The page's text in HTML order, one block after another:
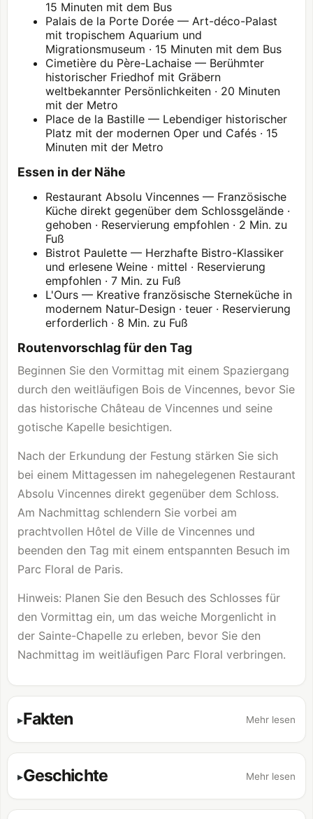
15 Minuten mit dem Bus
Palais de la Porte Dorée — Art-déco-Palast
mit tropischem Aquarium und
Migrationsmuseum · 15 Minuten mit dem Bus
Cimetière du Père-Lachaise — Berühmter
historischer Friedhof mit Gräbern
weltbekannter Persönlichkeiten · 20 Minuten
mit der Metro
Place de la Bastille — Lebendiger historischer
Platz mit der modernen Oper und Cafés · 15
Minuten mit der Metro
Essen in der Nähe
Restaurant Absolu Vincennes — Französische
Küche direkt gegenüber dem Schlossgelände ·
gehoben · Reservierung empfohlen · 2 Min. zu
Fuß
Bistrot Paulette — Herzhafte Bistro-Klassiker
und erlesene Weine · mittel · Reservierung
empfohlen · 7 Min. zu Fuß
L'Ours — Kreative französische Sterneküche in
modernem Natur-Design · teuer · Reservierung
erforderlich · 8 Min. zu Fuß
Routenvorschlag für den Tag
Beginnen Sie den Vormittag mit einem Spaziergang
durch den weitläufigen Bois de Vincennes, bevor Sie
das historische Château de Vincennes und seine
gotische Kapelle besichtigen.
Nach der Erkundung der Festung stärken Sie sich
bei einem Mittagessen im nahegelegenen Restaurant
Absolu Vincennes direkt gegenüber dem Schloss.
Am Nachmittag schlendern Sie vorbei am
prachtvollen Hôtel de Ville de Vincennes und
beenden den Tag mit einem entspannten Besuch im
Parc Floral de Paris.
Hinweis: Planen Sie den Besuch des Schlosses für
den Vormittag ein, um das weiche Morgenlicht in
der Sainte-Chapelle zu erleben, bevor Sie den
Nachmittag im weitläufigen Parc Floral verbringen.
Fakten Mehr lesen
Geschichte Mehr lesen